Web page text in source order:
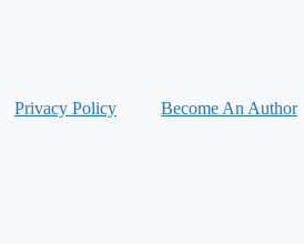
Privacy Policy Become An Author